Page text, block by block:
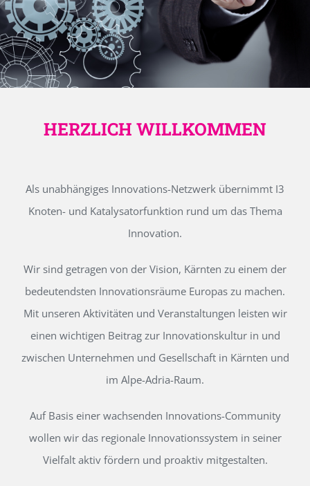
HERZLICH WILLKOMMEN
Als unabhängiges Innovations-Netzwerk übernimmt I3
Knoten- und Katalysatorfunktion rund um das Thema
Innovation.
Wir sind getragen von der Vision, Kärnten zu einem der
bedeutendsten Innovationsräume Europas zu machen.
Mit unseren Aktivitäten und Veranstaltungen leisten wir
einen wichtigen Beitrag zur Innovationskultur in und
zwischen Unternehmen und Gesellschaft in Kärnten und
im Alpe-Adria-Raum.
Auf Basis einer wachsenden Innovations-Community
wollen wir das regionale Innovationssystem in seiner
Vielfalt aktiv fördern und proaktiv mitgestalten.